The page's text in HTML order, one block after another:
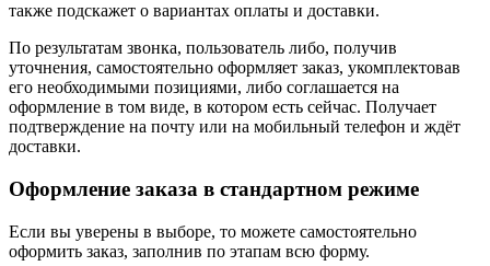
также подскажет о вариантах оплаты и доставки.
По результатам звонка, пользователь либо, получив
уточнения, самостоятельно оформляет заказ, укомплектовав
его необходимыми позициями, либо соглашается на
оформление в том виде, в котором есть сейчас. Получает
подтверждение на почту или на мобильный телефон и ждёт
доставки.
Оформление заказа в стандартном режиме
Если вы уверены в выборе, то можете самостоятельно
оформить заказ, заполнив по этапам всю форму.